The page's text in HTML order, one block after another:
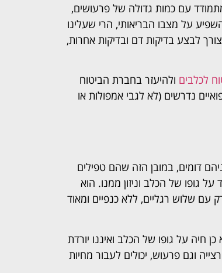
עם כמות גדולה של פרעושים,
על מצבו הבריאותי, הרי שעלינו
לבצע בדיקות דם ובדיקות אחרות,
לכלבים ולהיעזר בחברת הביטוח
נדרשים (לא לגבי אמפולות או
דומים, במובן הזה שהם טפילים
גופו של הכלב וניזון ממנו. הוא
עם שלוש רגליים, ללא כנפיים ומאוד
חיה על גופו של הכלב ואיננו יורדת
וגם פרעוש, יכולים לעבור מחיות